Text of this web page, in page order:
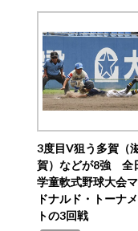
3度目V狙う多賀（
賀）などが8強 全
学童軟式野球大会
ドナルド・トーナ
トの3回戦